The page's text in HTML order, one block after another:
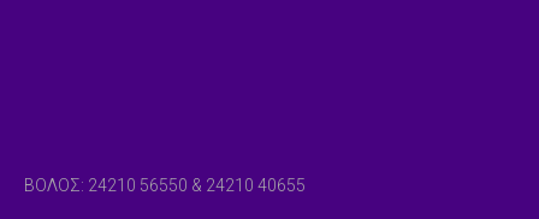
ΒΟΛΟΣ: 24210 56550 & 24210 40655